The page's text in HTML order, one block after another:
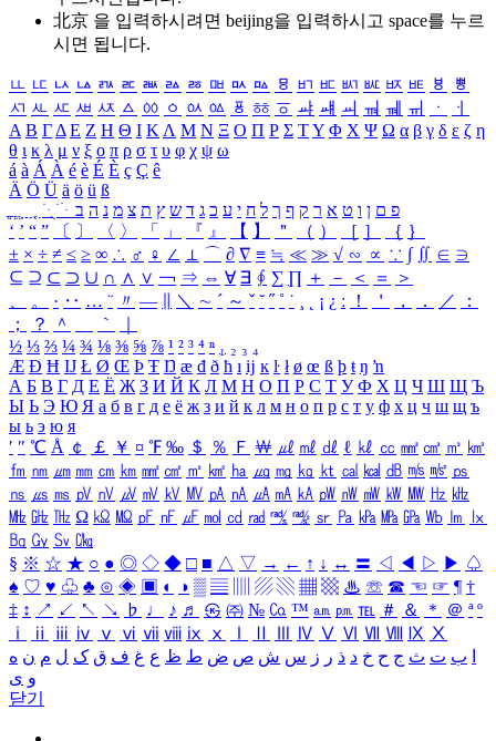
北京 을 입력하시려면 beijing을 입력하시고 space를 누르
시면 됩니다.
ㅥ ㅦ ㅧ ㅨ ㅩ ㅪ ㅫ ㅬ ㅭ ㅮ ㅯ ㅰ ㅱ ㅲ ㅳ ㅴ ㅵ ㅶ ㅷ ㅸ
ㅹ
ㅺ ㅻ ㅼ ㅽ ㅾ ㅿ ㆀ ㆁ ㆂ ㆃ ㆄ ㆅ ㆆ ㆇ ㆈ ㆉ ㆊ ㆋ ㆌ ㆍ
ㆎ
Α Β ΓΔ Ε Ζ Η Θ Ι ΚΛ Μ Ν Ξ Ο Π Ρ Σ ΤΥ Φ Χ Ψ Ω α β γ δ ε ζ η
θ ι κ λ μ ν ξ ο π ρ σ τ υ φ χ ψ ω
á à Á À é è É È ç Ç ê
Ä Ö Ü ä ö ü ß
ִֶֹ ֻּ ׁׂ פ ם ן ו ט א ר ק ף ך ל ח י ע כ ג ד ש ץ ת צ מ נ ה ב
‘ ’ “ ” 〔 〕 〈 〉 「 」 『 』 【 】 ＂ （ ） ［ ］ ｛ ｝
± × ÷ ≠ ≤ ≥ ∞ ∴ ♂ ♀ ∠ ⊥ ⌒ ∂ ∇ ≡ ≒ ≪ ≫ √ ∽ ∝ ∵ ∫ ∬ ∈ ∋
⊆ ⊇ ⊂ ⊃ ∪ ∩ ∧ ∨ ￢ ⇒ ⇔ ∀ ∃ ∮ ∑ ∏ ＋ － ＜ ＝
＞
、
。 · ‥ … ¨ 〃 ― ＼ ∼ ´ ～ ˇ ˘ ˝ ˚ ˙ ¸ ¡ ¿ ː ！ ＇ ， ． ／
：
；
？ ＾ ｀
½ ⅓ ⅔ ¼ ¾ ⅛ ⅜ ⅝ ⅞ ¹ ² ³ ⁴ ⁿ ₁ ₂ ₃ ₄
Æ Ð Ħ Ĳ Ł Ø Œ Þ Ŧ Ŋ æ đ ð ħ ı ĳ ĸ ŀ ł ø œ ß þ ŧ ŋ ŉ
А Б В Г Д Е Ё Ж З И Й К Л М Н О П Р С Т У Ф Х Ц Ч Ш Щ Ъ
Ы Ь Э Ю Я а б в г д е ё ж з и й к л м н о п р с т у ф х ц ч ш щ ъ
ы ь э ю я
′ ″ ℃ Å ￠ ￡ ￥ ¤ ℉ ‰ ＄ ％ Ｆ ￦ ㎕ ㎖ ㎗ ℓ ㎘ ㏄ ㎣ ㎤ ㎥ ㎦
㎙ ㎚ ㎛ ㎜ ㎝ ㎞ ㎟ ㎠ ㎡ ㎢ ㏊ ㎍ ㎎ ㎏ ㏏ ㎈ ㎉ ㏈ ㎧ ㎨ ㎰
㎱ ㎲ ㎳ ㎴ ㎵ ㎶ ㎷ ㎸ ㎹ ㎀ ㎁ ㎂ ㎃ ㎄ ㎺ ㎻ ㎽ ㎾ ㎿ ㎐ ㎑
㎒ ㎓ ㎔ Ω ㏀ ㏁ ㎊ ㎋ ㎌ ㏖ ㏅ ㎭ ㎮ ㎯ ㏛ ㎩ ㎪ ㎫ ㎬ ㏝ ㏐
㏓
㏃ ㏉ ㏜ ㏆
§ ※ ☆ ★ ○ ● ◎ ◇ ◆ □ ■ △ ▽ → ← ↑ ↓ ↔ 〓 ◁ ◀ ▷ ▶ ♤
♠ ♡ ♥ ♧ ♣ ⊙ ◈ ▣ ◐ ◑ ▒ ▤ ▨ ▧ ▦ ▩ ♨ ☏ ☎ ☜ ☞ ¶ †
‡ ↕ ↗ ↙ ↖ ↘ ♭ ♩ ♪ ♬ ㉿ ㈜ № ㏇ ™ ㏂ ㏘ ℡ ＃ ＆ ＊ ＠ ª º
ⅰ
ⅱ ⅲ ⅳ ⅴ ⅵ ⅶ ⅷ ⅸ ⅹ Ⅳ Ⅴ Ⅵ Ⅶ Ⅷ Ⅸ Ⅹ
ب ت ث ج ح خ د ذ ر ز س ش ص ض ط ظ ع غ ف ق ک ل م ن ه
و ی
닫기